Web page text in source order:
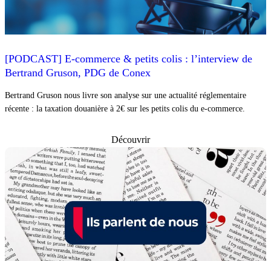
[PODCAST] E-commerce & petits colis : l’interview de
Bertrand Gruson, PDG de Conex
Bertrand Gruson nous livre son analyse sur une actualité réglementaire
récente : la taxation douanière à 2€ sur les petits colis du e-commerce.
Découvrir